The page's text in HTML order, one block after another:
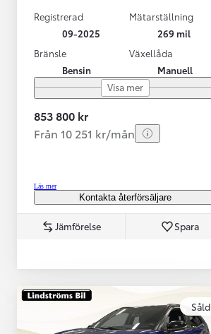
Från 599 900 kr
HYBRID
Registrerad
09-2025
Mätarställning
269 mil
Bränsle
Bensin
Växellåda
Manuell
Visa mer
853 800 kr
Från 10 251 kr/mån
Läs mer
Kontakta återförsäljare
Jämförelse Spara
Såld